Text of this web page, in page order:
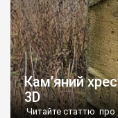
Кам’яний
3D
Читайте статтю про